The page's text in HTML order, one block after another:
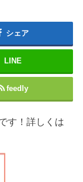
シェア
LINE
feedly
す！詳しくは